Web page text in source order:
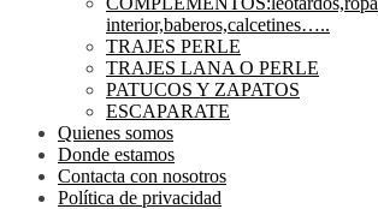
interior,baberos,calcetines…..
TRAJES PERLE
TRAJES LANA O PERLE
PATUCOS Y ZAPATOS
ESCAPARATE
Quienes somos
Donde estamos
Contacta con nosotros
Política de privacidad